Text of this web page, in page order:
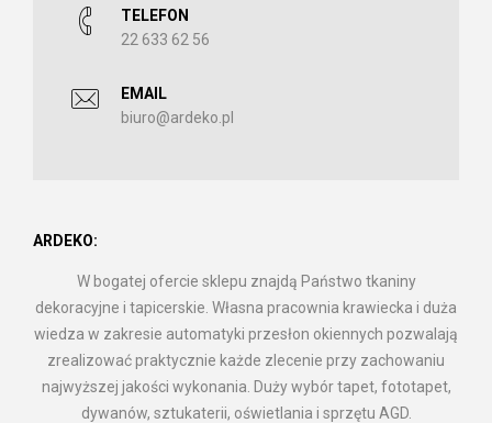
TELEFON
22 633 62 56
EMAIL
biuro@ardeko.pl
ARDEKO:
W bogatej ofercie sklepu znajdą Państwo tkaniny
dekoracyjne i tapicerskie. Własna pracownia krawiecka i duża
wiedza w zakresie automatyki przesłon okiennych pozwalają
zrealizować praktycznie każde zlecenie przy zachowaniu
najwyższej jakości wykonania. Duży wybór tapet, fototapet,
dywanów, sztukaterii, oświetlania i sprzętu AGD.